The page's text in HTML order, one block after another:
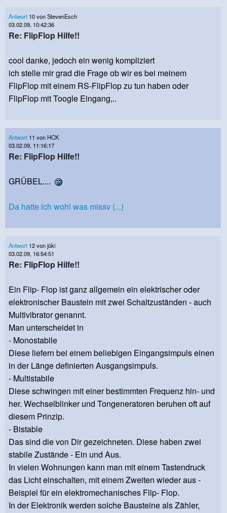
Antwort 10 von StevenEsch
03.02.09, 10:42:36
Re: FlipFlop Hilfe!!
cool danke, jedoch ein wenig kompliziert
ich stelle mir grad die Frage ob wir es bei meinem
FlipFlop mit einem RS-FlipFlop zu tun haben oder
FlipFlop mit Toogle Eingang,..
Antwort 11 von HCK
03.02.09, 11:16:17
Re: FlipFlop Hilfe!!
GRÜBEL....
Da hatte ich wohl was missv (...)
Antwort 12 von jüki
03.02.09, 16:54:51
Re: FlipFlop Hilfe!!
Ein Flip- Flop ist ganz allgemein ein elektrischer oder
elektronischer Baustein mit zwei Schaltzuständen - auch
Multivibrator genannt.
Man unterscheidet in
- Monostabile
Diese liefern bei einem beliebigen Eingangsimpuls einen
in der Länge definierten Ausgangsimpuls.
- Multistabile
Diese schwingen mit einer bestimmten Frequenz hin- und
her. Wechselblinker und Tongeneratoren beruhen oft auf
diesem Prinzip.
- Bistable
Das sind die von Dir gezeichneten. Diese haben zwei
stabile Zustände - Ein und Aus.
In vielen Wohnungen kann man mit einem Tastendruck
das Licht einschalten, mit einem Zweiten wieder aus -
Beispiel für ein elektromechanisches Flip- Flop.
In der Elektronik werden solche Bausteine als Zähler,